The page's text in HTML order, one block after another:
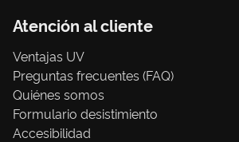
Atención al cliente
Ventajas UV
Preguntas frecuentes (FAQ)
Quiénes somos
Formulario desistimiento
Accesibilidad